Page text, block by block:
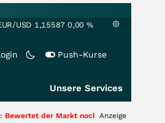
USD 1,15587 0,00 %
Push-Kurse
Unsere Services
Markt noch immer nur die Hälfte der
Anzeige